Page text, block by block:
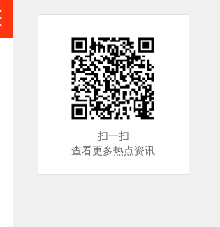
扫一扫
查看更多热点资讯